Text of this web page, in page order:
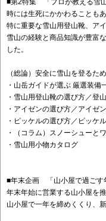
■第2特集 「プロが教える雪山
時には生死にかかわることも
特に重要な雪山用登山靴、ア
雪山の経験と商品知識が豊富
した。
（総論）安全に雪山を登るた
・山岳ガイドが選ぶ 厳選装備
・雪山用登山靴の選び方／登
・アイゼンの選び方／アイゼ
・ピッケルの選び方／ピッケ
・（コラム）スノーシューと
・雪山用小物カタログ
■年末企画 「山小屋で過ごす
年末年始に営業する山小屋を
山小屋で一年を締めくくり、